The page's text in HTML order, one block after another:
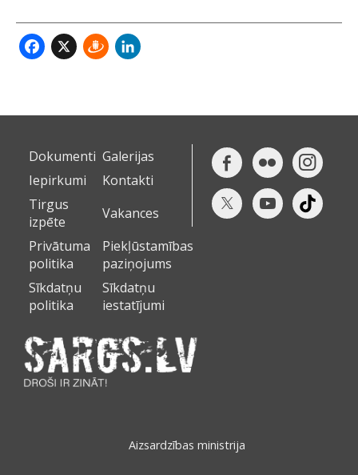
Facebook
X Draugiem
Dokumenti Galerijas
Iepirkumi
Kontakti
Tirgus
izpēte
Vakances
Privātuma
politika
Piekļūstamības
paziņojums
Sīkdatņu
politika
Sīkdatņu
iestatījumi
Aizsardzības ministrija